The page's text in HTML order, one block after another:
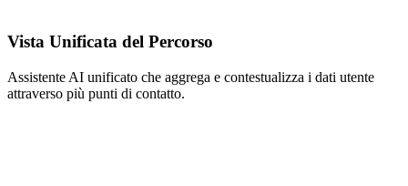
Vista Unificata del Percorso
Assistente AI unificato che aggrega e contestualizza i dati utente
attraverso più punti di contatto.